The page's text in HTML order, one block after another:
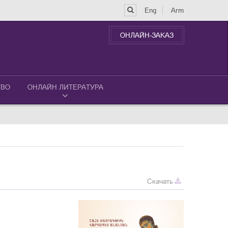
Eng Arm
ОНЛАЙН-ЗАКАЗ
ОНЛАЙН ЛИТЕРАТУРА
Скачать